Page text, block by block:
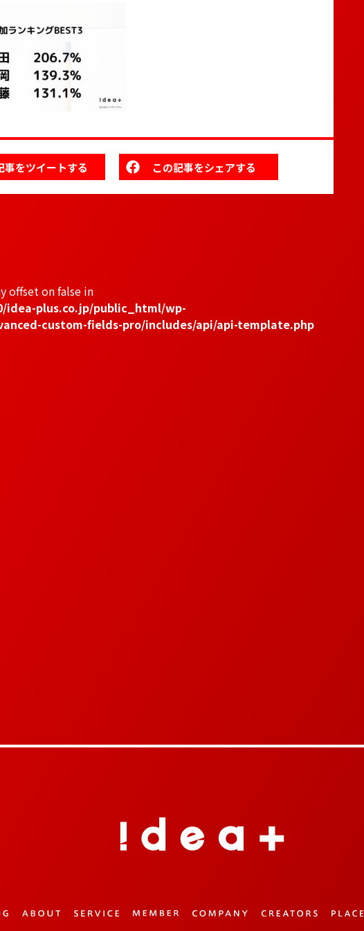
事をツイートする この記事をシェアする
offset on false in
idea-plus.co.jp/public_html/wp-
custom-fields-pro/includes/api/api-template.php